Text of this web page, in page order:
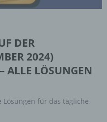
DER
2024)
ALLE LÖSUNGEN
Lösungen für das tägliche